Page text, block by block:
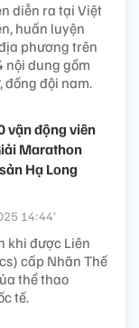
diễn ra tại Việt
huấn luyện
phương trên
nội dung gồm
đồng đội nam.
vận động viên
Marathon
Hạ Long
14:44’
khi được Liên
cấp Nhãn Thế
thể thao
tế.